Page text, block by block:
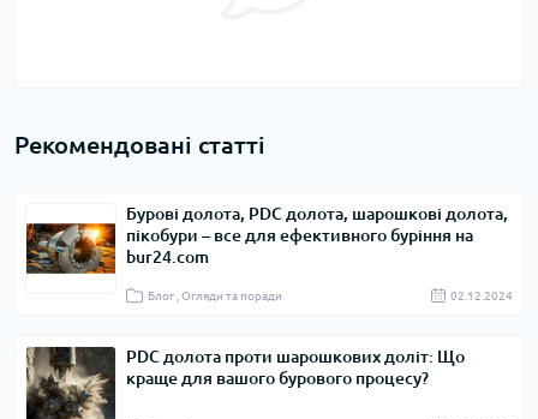
Рекомендовані статті
Бурові долота, PDC долота, шарошкові долота,
пікобури – все для ефективного буріння на
bur24.com
Блог , Огляди та поради 02.12.2024
PDC долота проти шарошкових доліт: Що
краще для вашого бурового процесу?